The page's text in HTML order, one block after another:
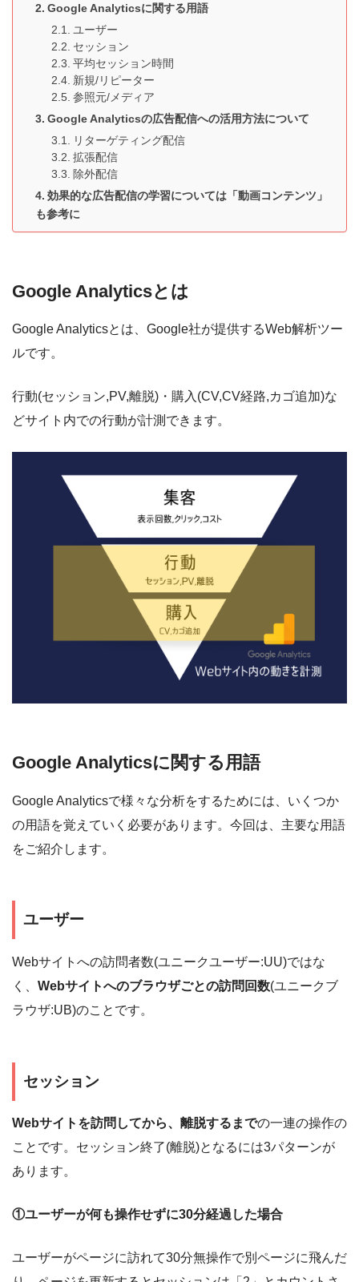
Google Analyticsに関する用語
ユーザー
セッション
平均セッション時間
新規/リピーター
参照元/メディア
Google Analyticsの広告配信への活用方法について
リターゲティング配信
拡張配信
除外配信
効果的な広告配信の学習については「動画コンテンツ」
も参考に
Google Analyticsとは
Google Analyticsとは、Google社が提供するWeb解析ツー
ルです。
行動(セッション,PV,離脱)・購入(CV,CV経路,カゴ追加)な
どサイト内での行動が計測できます。
Google Analyticsに関する用語
Google Analyticsで様々な分析をするためには、いくつか
の用語を覚えていく必要があります。今回は、主要な用語
をご紹介します。
ユーザー
Webサイトへの訪問者数(ユニークユーザー:UU)ではな
く、 Webサイトへのブラウザごとの訪問回数(ユニークブ
ラウザ:UB)のことです。
セッション
Webサイトを訪問してから、離脱するまでの一連の操作の
ことです。セッション終了(離脱)となるには3パターンが
あります。
①ユーザーが何も操作せずに30分経過した場合
ユーザーがページに訪れて30分無操作で別ページに飛んだ